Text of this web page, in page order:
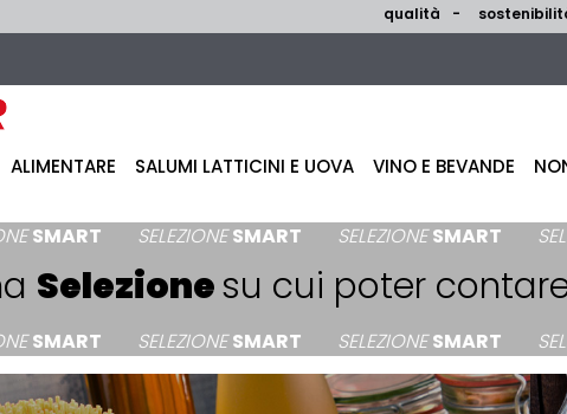
qualità
ALIMENTARE SALUMI LATTICINI E UOVA VINO E BEVANDE
SELEZIONESMART SELEZIONESMART SELEZIONE
Selezionesu cui poter
SELEZIONESMART SELEZIONESMART SELEZIONE